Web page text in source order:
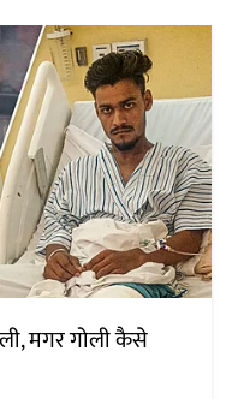
मगर गोली कैसे